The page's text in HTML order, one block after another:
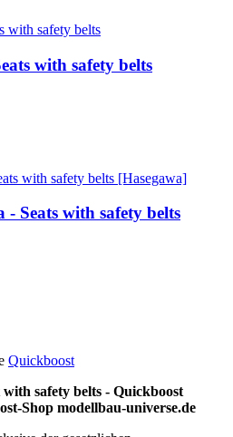
with safety belts
Seats with safety belts
Quickboost
safety belts - Quickboost
Shop modellbau-universe.de